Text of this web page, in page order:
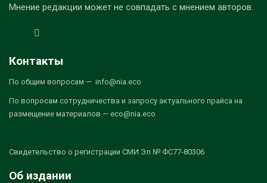
Мнение редакции может не совпадать с мнением авторов.
Контакты
По общим вопросам — info@nia.eco
По вопросам сотрудничества и запросу актуального прайса на
размещение материалов — eco@nia.eco
Свидетельство о регистрации СМИ Эл № ФС77-80306
Об издании